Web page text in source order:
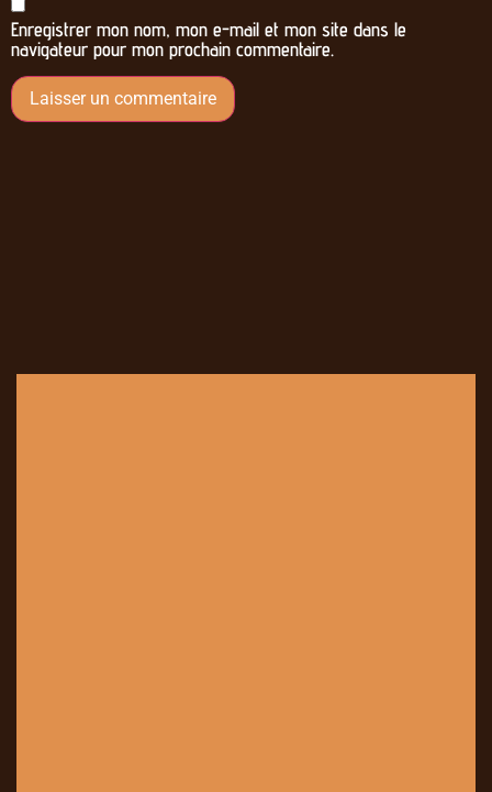
Enregistrer mon nom, mon e-mail et mon site dans le
navigateur pour mon prochain commentaire.